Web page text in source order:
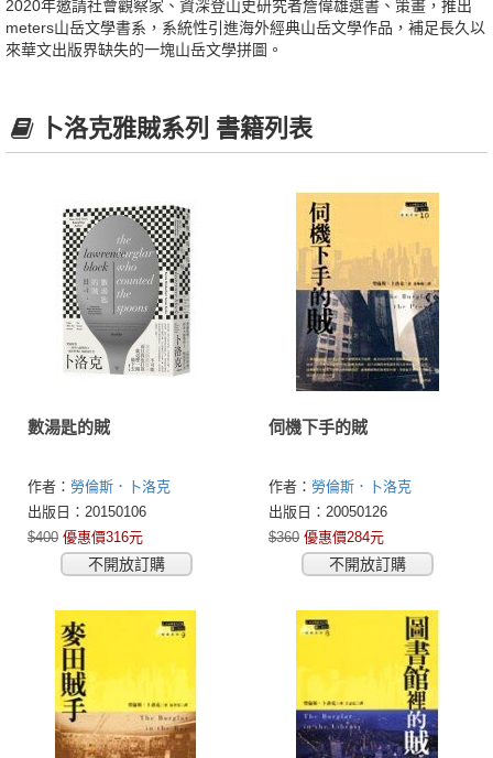
2020年邀請社會觀察家、資深登山史研究者詹偉雄選書、策畫，推出
meters山岳文學書系，系統性引進海外經典山岳文學作品，補足長久以
來華文出版界缺失的一塊山岳文學拼圖。
卜洛克雅賊系列 書籍列表
數湯匙的賊
作者： 勞倫斯．卜洛克
(Lawrence Block)
出版日：20150106
$400 優惠價316元
不開放訂購
伺機下手的賊
作者： 勞倫斯．卜洛克
(Lawrence Block)
出版日：20050126
$360 優惠價284元
不開放訂購